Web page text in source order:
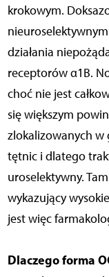
krokowym.
działania
receptorów α1B.
choć nie jest
się większym
zlokalizowanych w
tętnic i dlatego
uroselektywny.
wykazujący
jest więc
Dlaczego forma